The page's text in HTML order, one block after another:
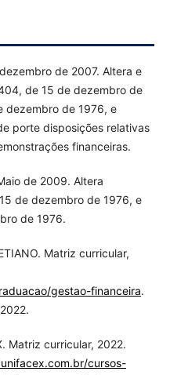
de 2007. Altera e
de 15 de dezembro de
dezembro de 1976, e
porte disposições relativas
financeiras.
de 2009. Altera
de dezembro de 1976, e
de 1976.
Matriz curricular,
gestao-financeira.
Matriz curricular, 2022.
cursos-